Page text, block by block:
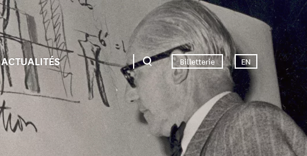
ACTUALITÉS Billetterie EN